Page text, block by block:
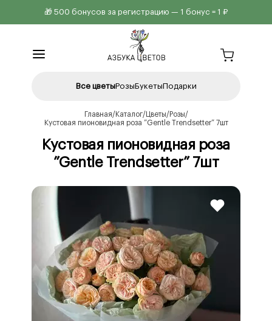
🎁 500 бонусов за регистрацию — 1 бонус = 1 ₽
Все цветыРозыБукетыПодарки
Главная Каталог Цветы
Розы
Кустовая пионовидная роза ”Gentle Trendsetter” 7шт
Кустовая пионовидная роза
”Gentle Trendsetter” 7шт